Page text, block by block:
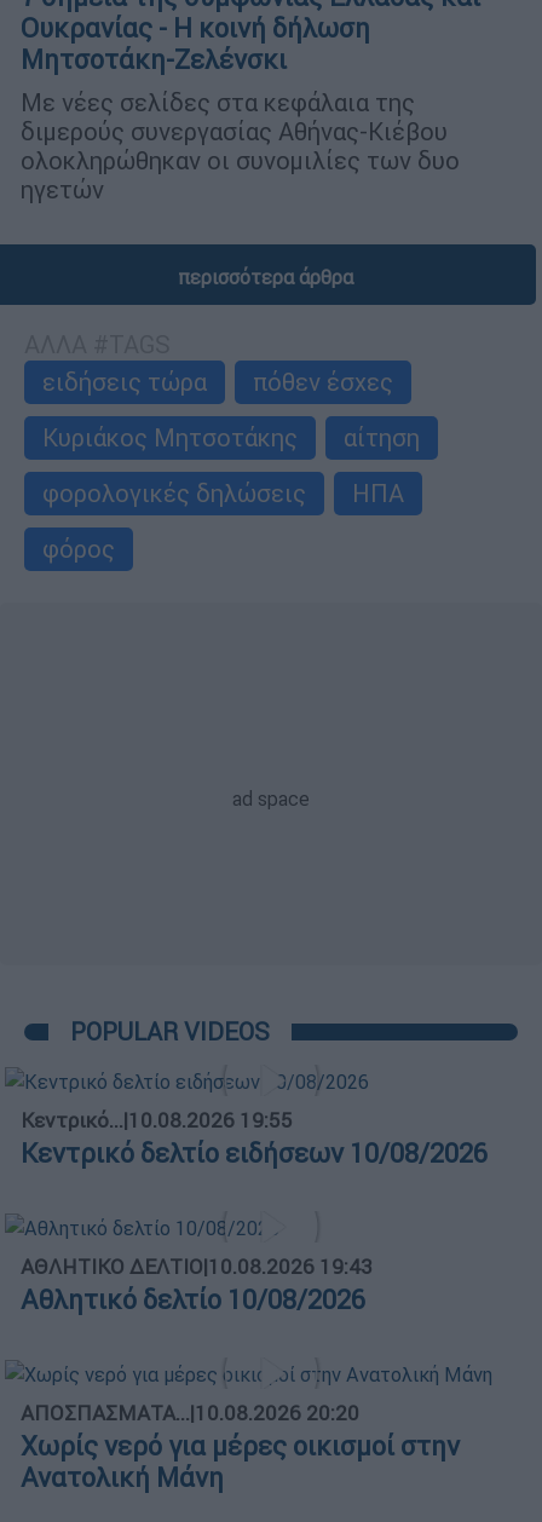
Ουκρανίας - Η κοινή δήλωση
Μητσοτάκη-Ζελένσκι
Με νέες σελίδες στα κεφάλαια της
διμερούς συνεργασίας Αθήνας-Κιέβου
ολοκληρώθηκαν οι συνομιλίες των δυο
ηγετών
περισσότερα άρθρα
ειδήσεις τώρα
πόθεν έσχες
Κυριάκος Μητσοτάκης
αίτηση
φορολογικές δηλώσεις
ΗΠΑ
φόρος
POPULAR VIDEOS
Κεντρικό...|10.08.2026 19:55
Κεντρικό δελτίο ειδήσεων 10/08/2026
ΑΘΛΗΤΙΚΟ ΔΕΛΤΙΟ|10.08.2026 19:43
Αθλητικό δελτίο 10/08/2026
ΑΠΟΣΠΑΣΜΑΤΑ...|10.08.2026 20:20
Χωρίς νερό για μέρες οικισμοί στην
Ανατολική Μάνη